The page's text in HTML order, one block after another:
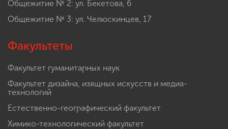
Общежитие № 2: ул. Бекетова, 6
Общежитие № 3: ул. Челюскинцев, 17
Факультеты
Факультет гуманитарных наук
Факультет дизайна, изящных искусств и медиа-
технологий
Естественно-географический факультет
Химико-технологический факультет